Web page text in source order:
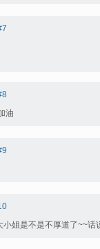
油
姐是不是不厚道了~~话